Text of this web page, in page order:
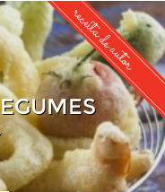
receita de autor